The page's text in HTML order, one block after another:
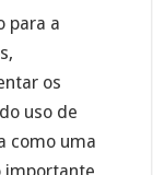
para a
os
uso de
como uma